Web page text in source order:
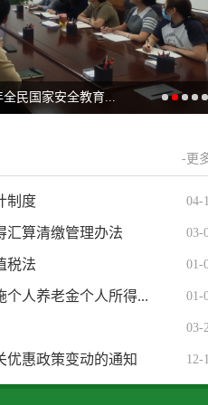
全民国家安全教育...
-更
04-
制度
03-
汇算清缴管理办法
01-
税法
01-
个人养老金个人所得...
03-
12-
优惠政策变动的通知